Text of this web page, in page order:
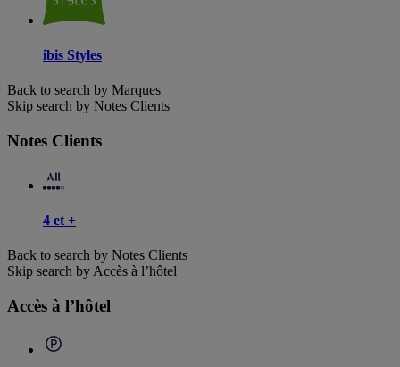
ibis Styles
Back to search by Marques
Skip search by Notes Clients
Notes Clients
4 et +
Back to search by Notes Clients
Skip search by Accès à l’hôtel
Accès à l’hôtel